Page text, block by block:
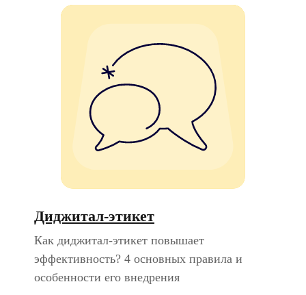
Диджитал-этикет
Как диджитал-этикет повышает
эффективность? 4 основных правила и
особенности его внедрения